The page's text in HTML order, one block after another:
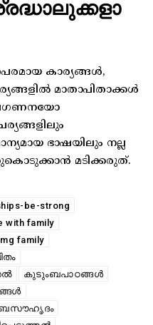
കാര്യങ്ങൾ,
മാതാപിതാക്കൾ
ഭാഷയിലും നല്ല
മടിക്കരുത്.
be-strong
with family
family
കുടുംബപാഠങ്ങള്‍